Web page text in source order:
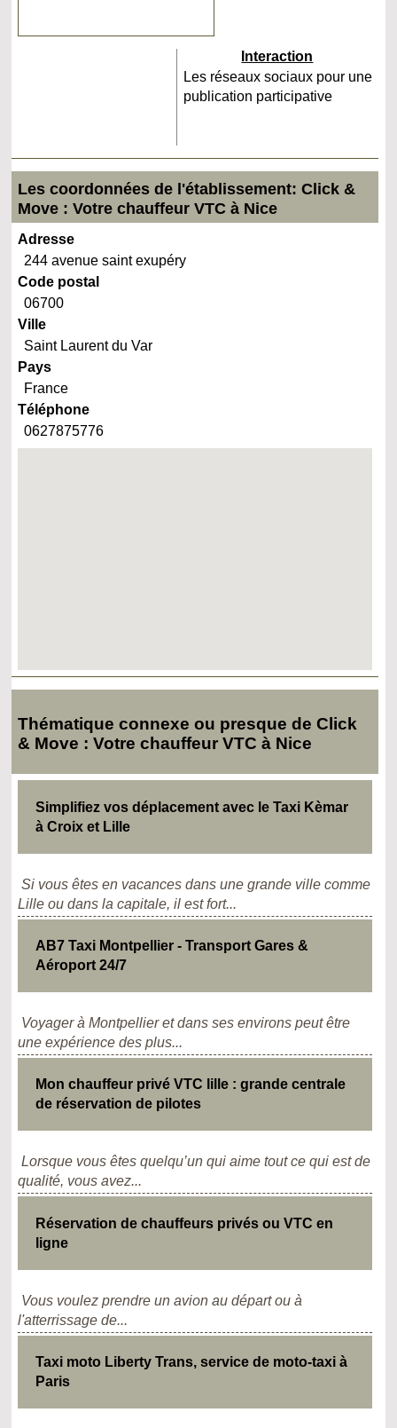
Interaction
Les réseaux sociaux pour une
publication participative
Les coordonnées de l'établissement: Click &
Move : Votre chauffeur VTC à Nice
Adresse
244 avenue saint exupéry
Code postal
06700
Ville
Saint Laurent du Var
Pays
France
Téléphone
0627875776
Thématique connexe ou presque de Click
& Move : Votre chauffeur VTC à Nice
Simplifiez vos déplacement avec le Taxi Kèmar
à Croix et Lille
Si vous êtes en vacances dans une grande ville comme
Lille ou dans la capitale, il est fort...
AB7 Taxi Montpellier - Transport Gares &
Aéroport 24/7
Voyager à Montpellier et dans ses environs peut être
une expérience des plus...
Mon chauffeur privé VTC lille : grande centrale
de réservation de pilotes
Lorsque vous êtes quelqu’un qui aime tout ce qui est de
qualité, vous avez...
Réservation de chauffeurs privés ou VTC en
ligne
Vous voulez prendre un avion au départ ou à
l'atterrissage de...
Taxi moto Liberty Trans, service de moto-taxi à
Paris